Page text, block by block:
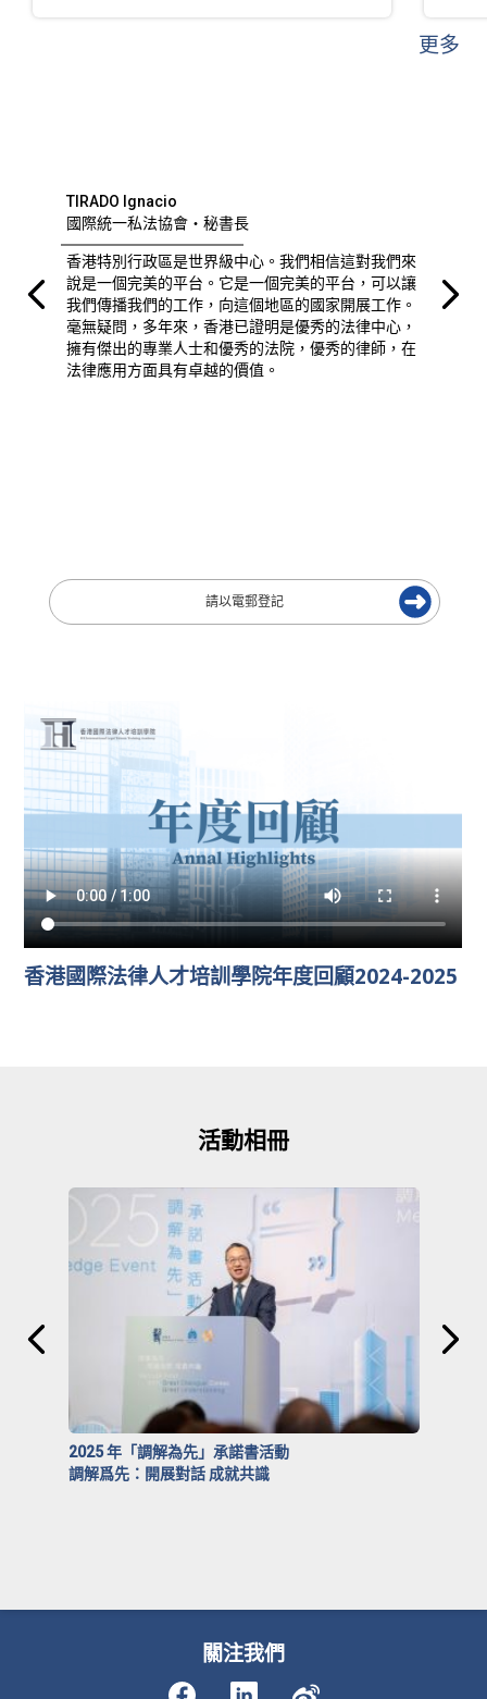
更多
TIRADO Ignacio
國際統一私法協會・秘書長
香港特別行政區是世界級中心。我們相信這對我們來
說是一個完美的平台。它是一個完美的平台，可以讓
我們傳播我們的工作，向這個地區的國家開展工作。
毫無疑問，多年來，香港已證明是優秀的法律中心，
擁有傑出的專業人士和優秀的法院，優秀的律師，在
法律應用方面具有卓越的價值。
香港國際法律人才培訓學院年度回顧2024-2025
活動相冊
2025 年「調解為先」承諾書活動
調解爲先：開展對話 成就共識
關注我們